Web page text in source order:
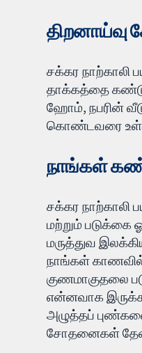
திறனாய்வு
சக்கர நாற்காலி
தாக்கத்தை
ஹோம், நபரின்
கொண்டவரை
நாங்கள்
சக்கர நாற்காலி
மற்றும் படுக்கை
மருத்துவ
நாங்கள்
குணமாகுதலை
என்னவாக
அழுத்தப்
சோதனைகள்